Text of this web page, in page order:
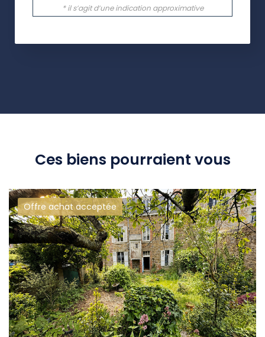
Ces biens pourraient vous
intéresser
Offre achat acceptée